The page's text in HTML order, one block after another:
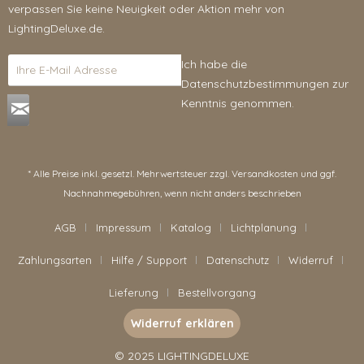
verpassen Sie keine Neuigkeit oder Aktion mehr von
LightingDeluxe.de.
Ich habe die
Datenschutzbestimmungen zur
Kenntnis genommen.
* Alle Preise inkl. gesetzl. Mehrwertsteuer zzgl. Versandkosten und ggf.
Nachnahmegebühren, wenn nicht anders beschrieben
AGB Impressum Katalog Lichtplanung
Zahlungsarten Hilfe / Support Datenschutz Widerruf
Lieferung Bestellvorgang
Widerruf erklären
© 2025 LIGHTINGDELUXE